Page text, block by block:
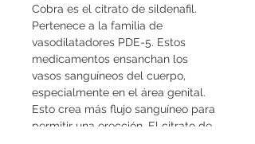
Cobra es el citrato de sildenafil.
Pertenece a la familia de
vasodilatadores PDE-5. Estos
medicamentos ensanchan los
vasos sanguíneos del cuerpo,
especialmente en el área genital.
Esto crea más flujo sanguíneo para
permitir una erección. El citrato de